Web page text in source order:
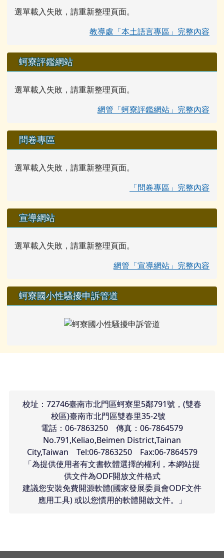
選單載入失敗，請重新整理頁面。
教導處「本土語言專區」完整內容
蚵寮評鑑網站
選單載入失敗，請重新整理頁面。
網管「蚵寮評鑑網站」完整內容
問卷專區
選單載入失敗，請重新整理頁面。
「問卷專區」完整內容
宣導網站
選單載入失敗，請重新整理頁面。
網管「宣導網站」完整內容
蚵寮國小性騷擾申訴管道
校址：72746臺南市北門區蚵寮里5鄰791號，(雙春
校區)臺南市北門區雙春里35-2號
電話：06-7863250 傳真：06-7864579
No.791,Keliao,Beimen District,Tainan
City,Taiwan Tel:06-7863250 Fax:06-7864579
「為提供使用者有文書軟體選擇的權利，本網站提
供文件為ODF開放文件格式
建議您安裝免費開源軟體(國家發展委員會ODF文件
應用工具) 或以您慣用的軟體開啟文件。」